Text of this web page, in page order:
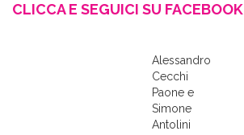
CLICCA E SEGUICI SU FACEBOOK
Alessandro
Cecchi
Paone e
Simone
Antolini